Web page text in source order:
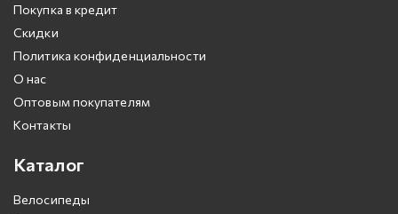
Покупка в кредит
Скидки
Политика конфиденциальности
О нас
Оптовым покупателям
Контакты
Каталог
Велосипеды